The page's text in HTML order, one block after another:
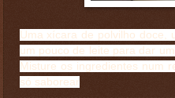
Uma xícara de polvilho
um pouco de leite para dar
Misture os ingredientes num
só saborear